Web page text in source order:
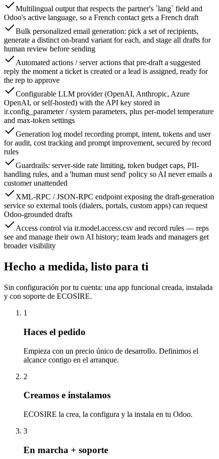
Multilingual output that respects the partner's `lang` field and
Odoo's active language, so a French contact gets a French draft
Bulk personalized email generation: pick a set of recipients,
generate a distinct on-brand variant for each, and stage all drafts for
human review before sending
Automated actions / server actions that pre-draft a suggested
reply the moment a ticket is created or a lead is assigned, ready for
the rep to approve
Configurable LLM provider (OpenAI, Anthropic, Azure
OpenAI, or self-hosted) with the API key stored in
ir.config_parameter / system parameters, plus per-model temperature
and max-token settings
Generation log model recording prompt, intent, tokens and user
for audit, cost tracking and prompt improvement, secured by record
rules
Guardrails: server-side rate limiting, token budget caps, PII-
handling rules, and a 'human must send' policy so AI never emails a
customer unattended
XML-RPC / JSON-RPC endpoint exposing the draft-generation
service so external tools (dialers, portals, custom apps) can request
Odoo-grounded drafts
Access control via ir.model.access.csv and record rules — reps
see and manage their own AI history; team leads and managers get
broader visibility
Hecho a medida, listo para ti
Sin configuración por tu cuenta: una app funcional creada, instalada
y con soporte de ECOSIRE.
1
Haces el pedido
Empieza con un precio único de desarrollo. Definimos el
alcance contigo en el arranque.
2
Creamos e instalamos
ECOSIRE la crea, la configura y la instala en tu Odoo.
3
En marcha + soporte